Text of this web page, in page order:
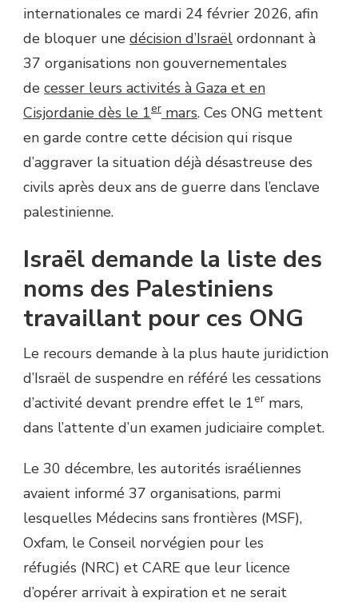
internationales ce mardi 24 février 2026, afin
de bloquer une décision d’Israël ordonnant à
37 organisations non gouvernementales
de cesser leurs activités à Gaza et en
Cisjordanie dès le 1er mars. Ces ONG mettent
en garde contre cette décision qui risque
d’aggraver la situation déjà désastreuse des
civils après deux ans de guerre dans l’enclave
palestinienne.
Israël demande la liste des
noms des Palestiniens
travaillant pour ces ONG
Le recours demande à la plus haute juridiction
d’Israël de suspendre en référé les cessations
d’activité devant prendre effet le 1er mars,
dans l’attente d’un examen judiciaire complet.
Le 30 décembre, les autorités israéliennes
avaient informé 37 organisations, parmi
lesquelles Médecins sans frontières (MSF),
Oxfam, le Conseil norvégien pour les
réfugiés (NRC) et CARE que leur licence
d’opérer arrivait à expiration et ne serait